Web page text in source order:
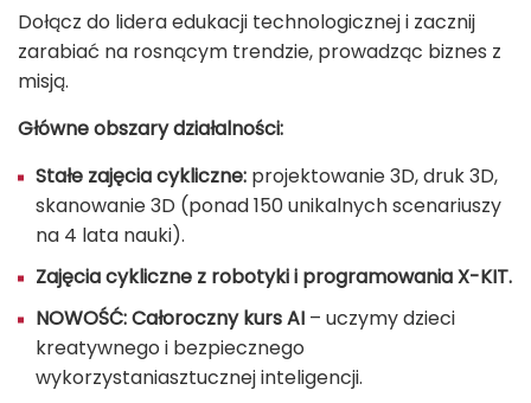
Dołącz do lidera edukacji technologicznej i zacznij
zarabiać na rosnącym trendzie, prowadząc biznes z
misją.
Główne obszary działalności:
Stałe zajęcia cykliczne: projektowanie 3D, druk 3D,
skanowanie 3D (ponad 150 unikalnych scenariuszy
na 4 lata nauki).
Zajęcia cykliczne z robotyki i programowania X-KIT.
NOWOŚĆ: Całoroczny kurs AI – uczymy dzieci
kreatywnego i bezpiecznego
wykorzystaniasztucznej inteligencji.